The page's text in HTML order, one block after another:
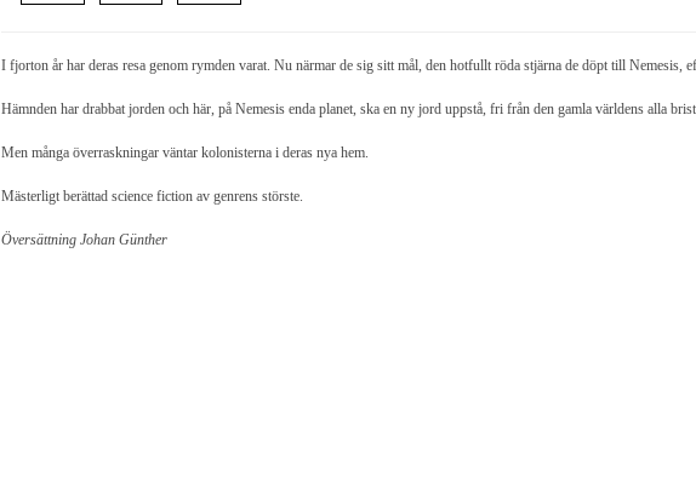
I fjorton år har deras resa genom rymden varat. Nu närmar de sig sitt mål, den hotfullt röda stjärna de döpt till Nemesis,
Hämnden har drabbat jorden och här, på Nemesis enda planet, ska en ny jord uppstå, fri från den gamla världens alla
Men många överraskningar väntar kolonisterna i deras nya hem.
Mästerligt berättad science fiction av genrens störste.
Översättning Johan Günther